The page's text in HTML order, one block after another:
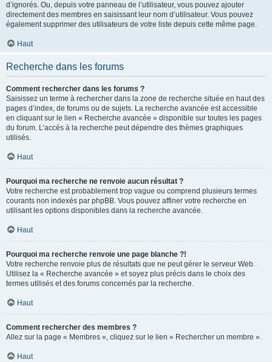
d’ignorés. Ou, depuis votre panneau de l’utilisateur, vous pouvez ajouter
directement des membres en saisissant leur nom d’utilisateur. Vous pouvez
également supprimer des utilisateurs de votre liste depuis cette même page.
Haut
Recherche dans les forums
Comment rechercher dans les forums ?
Saisissez un terme à rechercher dans la zone de recherche située en haut des
pages d’index, de forums ou de sujets. La recherche avancée est accessible
en cliquant sur le lien « Recherche avancée » disponible sur toutes les pages
du forum. L’accès à la recherche peut dépendre des thèmes graphiques
utilisés.
Haut
Pourquoi ma recherche ne renvoie aucun résultat ?
Votre recherche est probablement trop vague ou comprend plusieurs termes
courants non indexés par phpBB. Vous pouvez affiner votre recherche en
utilisant les options disponibles dans la recherche avancée.
Haut
Pourquoi ma recherche renvoie une page blanche ?!
Votre recherche renvoie plus de résultats que ne peut gérer le serveur Web.
Utilisez la « Recherche avancée » et soyez plus précis dans le choix des
termes utilisés et des forums concernés par la recherche.
Haut
Comment rechercher des membres ?
Allez sur la page « Membres », cliquez sur le lien « Rechercher un membre ».
Haut